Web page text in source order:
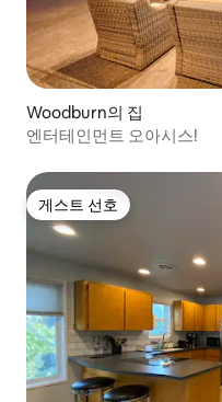
Woodburn의 집
엔터테인먼트 오아시스!
게스트 선호
게스트 선호